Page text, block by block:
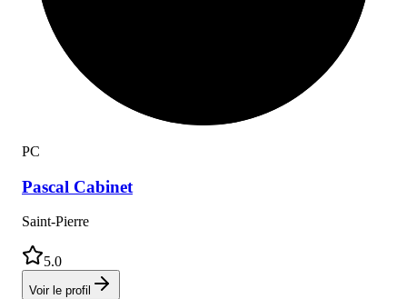
PC
Pascal Cabinet
Saint-Pierre
5.0
Voir le profil